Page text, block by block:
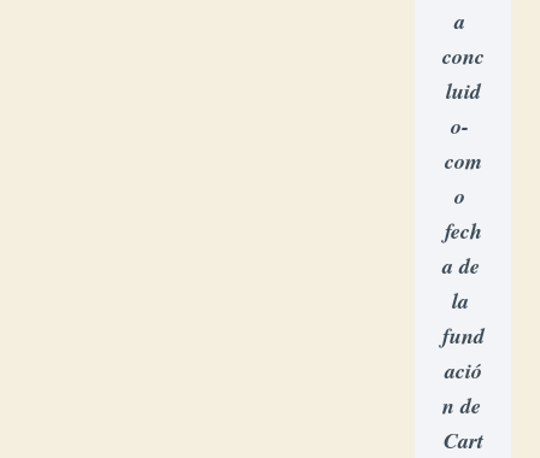
a
conc
luid
o-
com
o
fech
a de
la
fund
ació
n de
Cart